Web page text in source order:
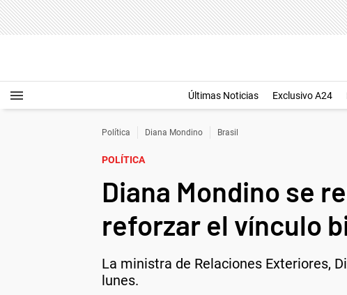
Últimas Noticias Exclusivo A24
Política Diana Mondino Brasil
POLÍTICA
Diana Mondino se
reforzar el vínculo
La ministra de Relaciones Exteriores,
lunes.